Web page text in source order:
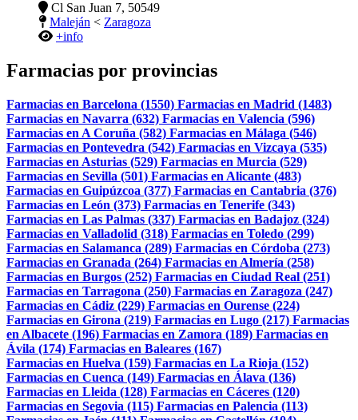
Cl San Juan 7, 50549
Maleján < Zaragoza
+info
Farmacias por provincias
Farmacias en Barcelona (1550) Farmacias en Madrid (1483)
Farmacias en Navarra (632) Farmacias en Valencia (596)
Farmacias en A Coruña (582) Farmacias en Málaga (546)
Farmacias en Pontevedra (542) Farmacias en Vizcaya (535)
Farmacias en Asturias (529) Farmacias en Murcia (529)
Farmacias en Sevilla (501) Farmacias en Alicante (483)
Farmacias en Guipúzcoa (377) Farmacias en Cantabria (376)
Farmacias en León (373) Farmacias en Tenerife (343)
Farmacias en Las Palmas (337) Farmacias en Badajoz (324)
Farmacias en Valladolid (318) Farmacias en Toledo (299)
Farmacias en Salamanca (289) Farmacias en Córdoba (273)
Farmacias en Granada (264) Farmacias en Almería (258)
Farmacias en Burgos (252) Farmacias en Ciudad Real (251)
Farmacias en Tarragona (250) Farmacias en Zaragoza (247)
Farmacias en Cádiz (229) Farmacias en Ourense (224)
Farmacias en Girona (219) Farmacias en Lugo (217) Farmacias
en Albacete (196) Farmacias en Zamora (189) Farmacias en
Ávila (174) Farmacias en Baleares (167)
Farmacias en Huelva (159) Farmacias en La Rioja (152)
Farmacias en Cuenca (149) Farmacias en Álava (136)
Farmacias en Lleida (128) Farmacias en Cáceres (120)
Farmacias en Segovia (115) Farmacias en Palencia (113)